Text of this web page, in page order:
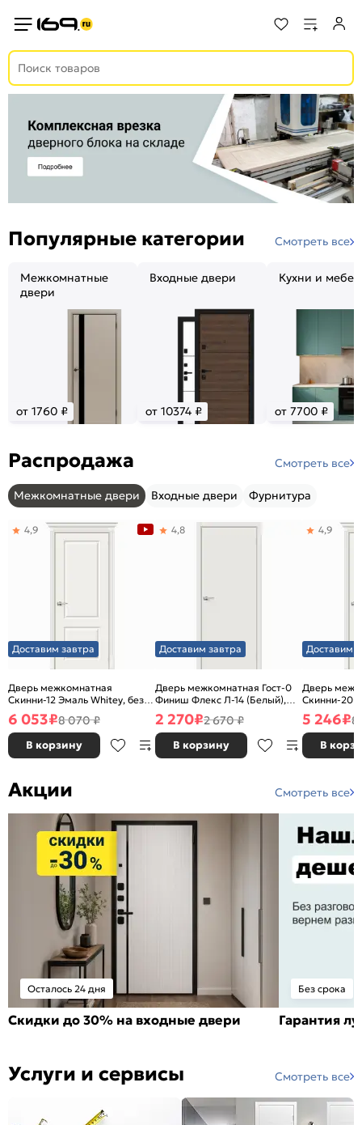
Популярные категории Смотреть все
Межкомнатные
двери
от 1760 ₽
Входные двери
от 10374 ₽
Кухни и
от 7700 ₽
Распродажа Смотреть все
Межкомнатные двери Входные двери Фурнитура
Доставим завтра
Дверь межкомнатная
Скинни-12 Эмаль Whitey, без
декора, глухая, без стекла,
без кромки, скиновая
4,9
6 053₽8 070 ₽
В корзину
Доставим завтра
Дверь межкомнатная Гост-0
Финиш Флекс Л-14 (Белый),
глухая, каркасно-щитовая
4,8
2 270₽2 670 ₽
В корзину
Доставим
Дверь
Скинни-20
декора,
без кромки,
4,9
5 246₽8
В
Акции Смотреть все
Осталось 24 дня
Скидки до 30% на входные двери
Без срока
Гарантия
Услуги и сервисы Смотреть все